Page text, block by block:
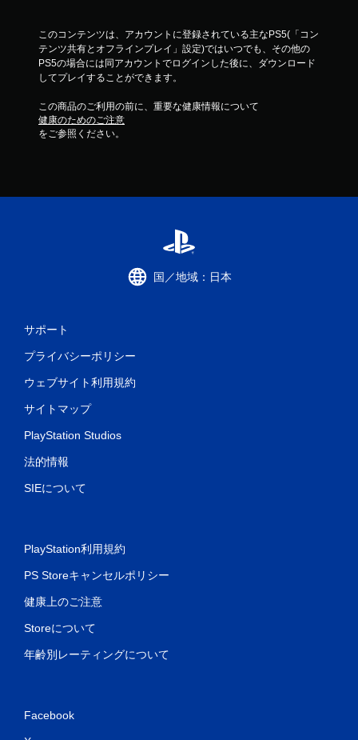
このコンテンツは、アカウントに登録されている主なPS5(「コン
テンツ共有とオフラインプレイ」設定)ではいつでも、その他の
PS5の場合には同アカウントでログインした後に、ダウンロード
してプレイすることができます。
この商品のご利用の前に、重要な健康情報について
健康のためのご注意
をご参照ください。
国／地域：日本
サポート
プライバシーポリシー
ウェブサイト利用規約
サイトマップ
PlayStation Studios
法的情報
SIEについて
PlayStation利用規約
PS Storeキャンセルポリシー
健康上のご注意
Storeについて
年齢別レーティングについて
Facebook